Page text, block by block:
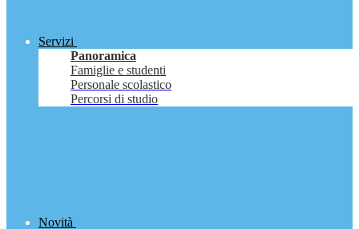
Servizi
Panoramica
Famiglie e studenti
Personale scolastico
Percorsi di studio
Novità